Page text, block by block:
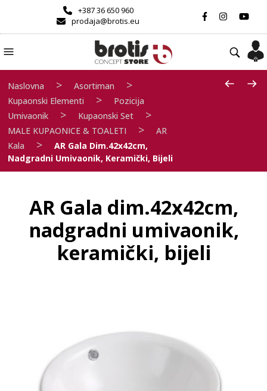
+387 36 650 960
prodaja@brotis.eu
Naslovna > Asortiman >
Kupaonski Elementi >
Pozicija
Umivaonik
> Kupaonski Set >
MALE KUPAONICE & TOALETI >
AR
Kala
>
AR Gala Dim.42x42cm,
Nadgradni Umivaonik, Keramički, Bijeli
AR Gala dim.42x42cm,
nadgradni umivaonik,
keramički, bijeli